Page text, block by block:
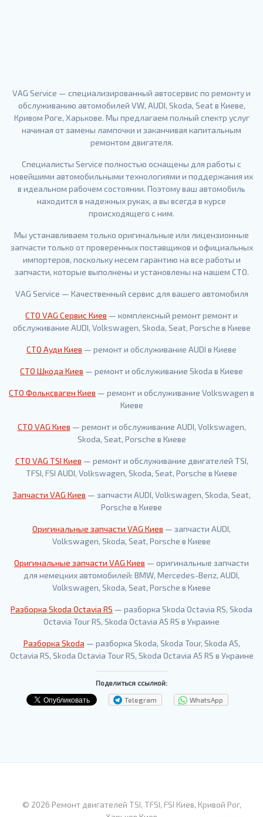
VAG Service — специализированный автосервис по ремонту и
обслуживанию автомобилей VW, AUDI, Skoda, Seat в Киеве,
Кривом Роге, Харькове. Мы предлагаем полный спектр услуг
начиная от замены лампочки и заканчивая капитальным
ремонтом двигателя.
Специалисты Service полностью оснащены для работы с
новейшими автомобильными технологиями и поддержания их
в идеальном рабочем состоянии. Поэтому ваш автомобиль
находится в надежных руках, а вы всегда в курсе
происходящего с ним.
Мы устанавливаем только оригинальные или лицензионные
запчасти только от проверенных поставщиков и официальных
импортеров, поскольку несем гарантию на все работы и
запчасти, которые выполнены и установлены на нашем СТО.
VAG Service — Качественный сервис для вашего автомобиля
СТО VAG Сервис Киев — комплексный ремонт ремонт и
обслуживание AUDI, Volkswagen, Skoda, Seat, Porsche в Киеве
СТО Ауди Киев — ремонт и обслуживание AUDI в Киеве
СТО Шкода Киев — ремонт и обслуживание Skoda в Киеве
СТО Фольксваген Киев — ремонт и обслуживание Volkswagen в
Киеве
СТО VAG Киев — ремонт и обслуживание AUDI, Volkswagen,
Skoda, Seat, Porsche в Киеве
СТО VAG TSI Киев — ремонт и обслуживание двигателей TSI,
TFSI, FSI AUDI, Volkswagen, Skoda, Seat, Porsche в Киеве
Запчасти VAG Киев — запчасти AUDI, Volkswagen, Skoda, Seat,
Porsche в Киеве
Оригинальные запчасти VAG Киев — запчасти AUDI,
Volkswagen, Skoda, Seat, Porsche в Киеве
Оригинальные запчасти VAG Киев — оригинальные запчасти
для немецких автомобилей: BMW, Mercedes-Benz, AUDI,
Volkswagen, Skoda, Seat, Porsche в Киеве
Разборка Skoda Octavia RS — разборка Skoda Octavia RS, Skoda
Octavia Tour RS, Skoda Octavia A5 RS в Украине
Разборка Skoda — разборка Skoda, Skoda Tour, Skoda A5,
Octavia RS, Skoda Octavia Tour RS, Skoda Octavia A5 RS в Украине
Поделиться ссылкой:
Telegram WhatsApp
© 2026 Ремонт двигателей TSI, TFSI, FSI Киев, Кривой Рог,